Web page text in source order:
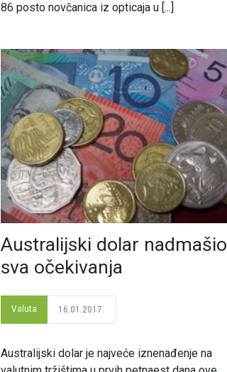
86 posto novčanica iz opticaja u [...]
Australijski dolar nadmašio
sva očekivanja
Valuta 16.01.2017.
Australijski dolar je najveće iznenađenje na